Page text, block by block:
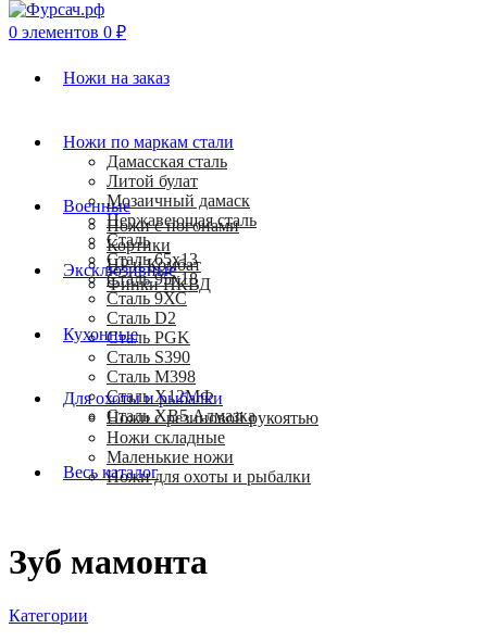
0 элементов 0 ₽
Ножи на заказ
Ножи по маркам стали
Дамасская сталь
Литой булат
Мозаичный дамаск
Нержавеющая сталь
Сталь
Сталь 65х13
Сталь 95х18
Сталь 9ХС
Сталь D2
Сталь PGK
Сталь S390
Сталь M398
Сталь Х12МФ
Сталь ХВ5 Алмазка
Военные
Ножи с погонами
Кортики
HP и Комбат
Финки НКВД
Эксклюзивные
Кухонные
Для охоты и рыбалки
Ножи с резиновой рукоятью
Ножи складные
Маленькие ножи
Ножи для охоты и рыбалки
Весь каталог
Зуб мамонта
Категории